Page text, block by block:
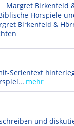
Margret Birkenfeld
Hörspiele
Birkenfeld &
Serientext
mehr
und